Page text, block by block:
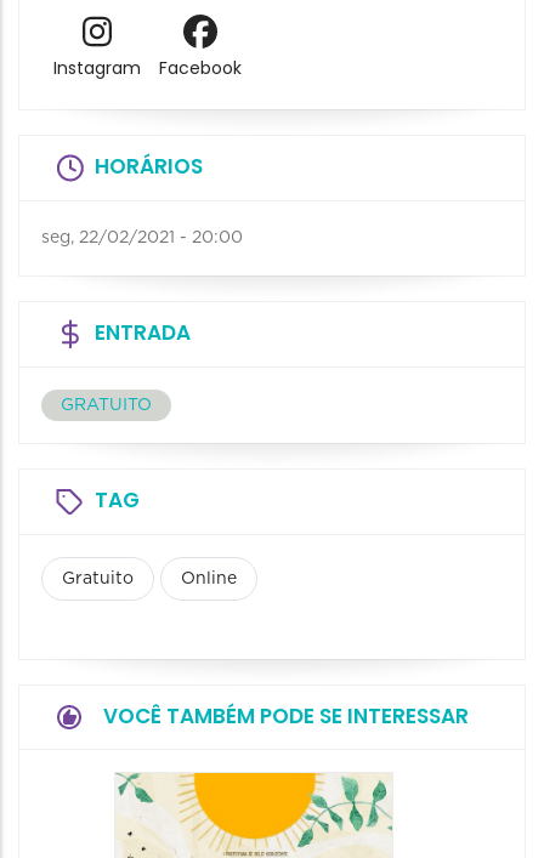
Instagram Facebook
HORÁRIOS
seg, 22/02/2021 - 20:00
ENTRADA
GRATUITO
TAG
Gratuito Online
VOCÊ TAMBÉM PODE SE INTERESSAR